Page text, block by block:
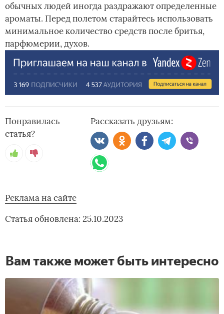
обычных людей иногда раздражают определенные
ароматы. Перед полетом старайтесь использовать
минимальное количество средств после бритья,
парфюмерии, духов.
Понравилась
статья?
Рассказать друзьям:
Реклама на сайте
Статья обновлена: 25.10.2023
Вам также может быть интересно